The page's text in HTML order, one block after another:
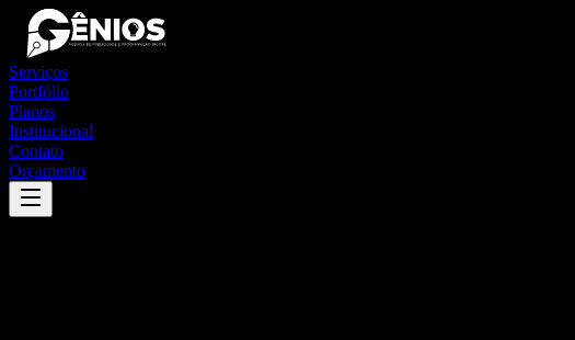
Serviços
Portfólio
Planos
Institucional
Contato
Orçamento